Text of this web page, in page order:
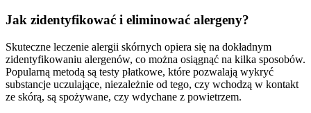
Jak zidentyfikować i eliminować alergeny?
Skuteczne leczenie alergii skórnych opiera się na dokładnym
zidentyfikowaniu alergenów, co można osiągnąć na kilka sposobów.
Popularną metodą są testy płatkowe, które pozwalają wykryć
substancje uczulające, niezależnie od tego, czy wchodzą w kontakt
ze skórą, są spożywane, czy wdychane z powietrzem.